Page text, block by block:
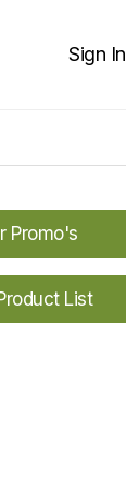
Sign In
Promo's
List